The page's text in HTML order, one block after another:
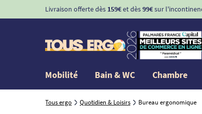
Livraison offerte dès 159€et dès99€sur
Mobilité Bain & WC Chambre
Tous ergo Quotidien & Loisirs Bureau ergonomique